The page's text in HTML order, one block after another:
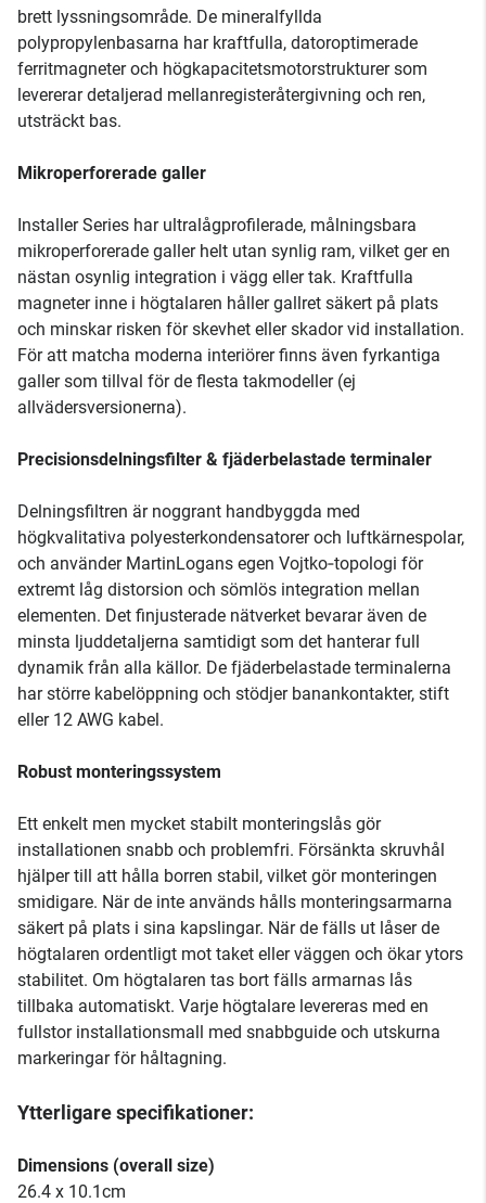
brett lyssningsområde. De mineralfyllda
polypropylenbasarna har kraftfulla, datoroptimerade
ferritmagneter och högkapacitetsmotorstrukturer som
levererar detaljerad mellanregisteråtergivning och ren,
utsträckt bas.
Mikroperforerade galler
Installer Series har ultralågprofilerade, målningsbara
mikroperforerade galler helt utan synlig ram, vilket ger en
nästan osynlig integration i vägg eller tak. Kraftfulla
magneter inne i högtalaren håller gallret säkert på plats
och minskar risken för skevhet eller skador vid installation.
För att matcha moderna interiörer finns även fyrkantiga
galler som tillval för de flesta takmodeller (ej
allvädersversionerna).
Precisionsdelningsfilter & fjäderbelastade terminaler
Delningsfiltren är noggrant handbyggda med
högkvalitativa polyesterkondensatorer och luftkärnespolar,
och använder MartinLogans egen Vojtko‑topologi för
extremt låg distorsion och sömlös integration mellan
elementen. Det finjusterade nätverket bevarar även de
minsta ljuddetaljerna samtidigt som det hanterar full
dynamik från alla källor. De fjäderbelastade terminalerna
har större kabelöppning och stödjer banankontakter, stift
eller 12 AWG kabel.
Robust monteringssystem
Ett enkelt men mycket stabilt monteringslås gör
installationen snabb och problemfri. Försänkta skruvhål
hjälper till att hålla borren stabil, vilket gör monteringen
smidigare. När de inte används hålls monteringsarmarna
säkert på plats i sina kapslingar. När de fälls ut låser de
högtalaren ordentligt mot taket eller väggen och ökar ytors
stabilitet. Om högtalaren tas bort fälls armarnas lås
tillbaka automatiskt. Varje högtalare levereras med en
fullstor installationsmall med snabbguide och utskurna
markeringar för håltagning.
Ytterligare specifikationer:
Dimensions (overall size)
26.4 x 10.1cm